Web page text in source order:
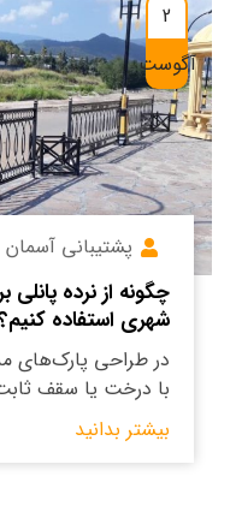
2
آگوست
پشتیبانی آسمان
چگونه از نرده پانلی
شهری استفاده
در طراحی پارک‌های
با درخت یا سقف
بیشتر بدانید